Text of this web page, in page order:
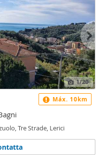
1/20
Tre Strade, Lerici
Máx. 10km